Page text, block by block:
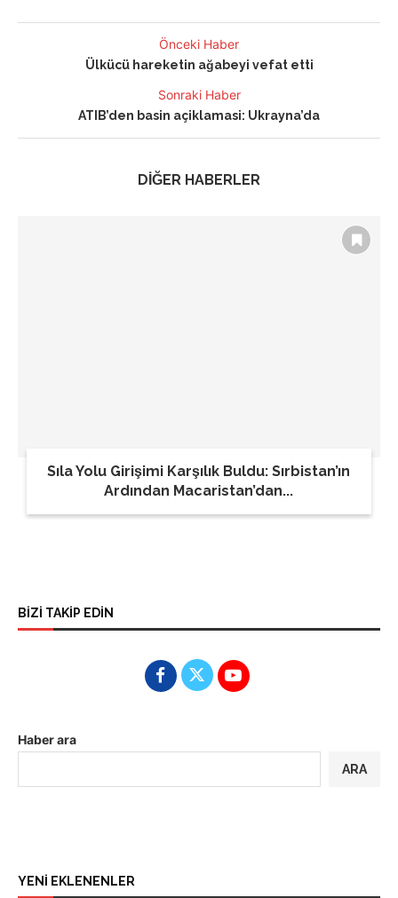
Önceki Haber
Ülkücü hareketin ağabeyi vefat etti
Sonraki Haber
ATIB’den basin açiklamasi: Ukrayna’da
DİĞER HABERLER
Sıla Yolu Girişimi Karşılık Buldu: Sırbistan’ın
Ardından Macaristan’dan...
BİZİ TAKİP EDİN
Haber ara
ARA
YENİ EKLENENLER